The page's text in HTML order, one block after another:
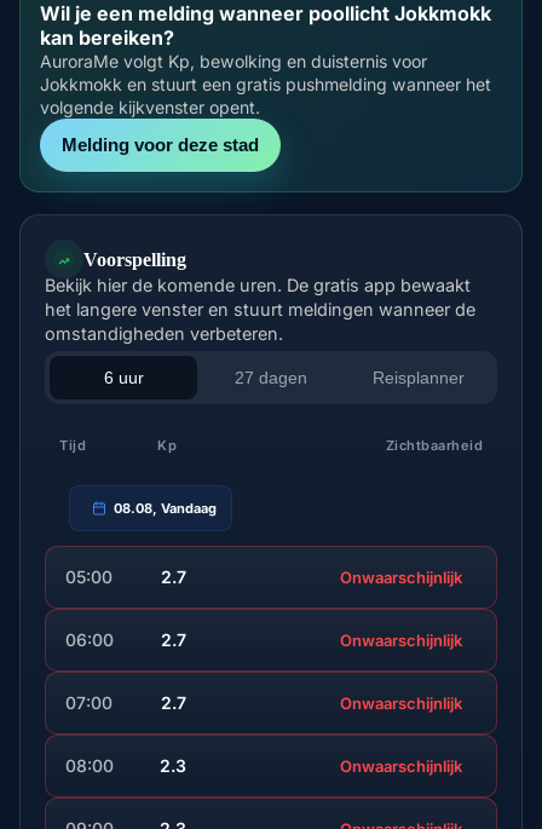
Wil je een melding wanneer poollicht Jokkmokk
kan bereiken?
AuroraMe volgt Kp, bewolking en duisternis voor
Jokkmokk en stuurt een gratis pushmelding wanneer het
volgende kijkvenster opent.
Melding voor deze stad
Voorspelling
Bekijk hier de komende uren. De gratis app bewaakt
het langere venster en stuurt meldingen wanneer de
omstandigheden verbeteren.
6 uur 27 dagen Reisplanner
Tijd Kp Zichtbaarheid
08.08, Vandaag
05:00 2.7 Onwaarschijnlijk
06:00 2.7 Onwaarschijnlijk
07:00 2.7 Onwaarschijnlijk
08:00 2.3 Onwaarschijnlijk